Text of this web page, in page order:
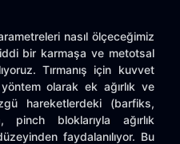
nasıl ölçeceğimiz
bir karmaşa ve metotsal
Tırmanış için kuvvet
olarak ek ağırlık ve
hareketlerdeki (barfiks,
pinch bloklarıyla ağırlık
faydalanılıyor. Bu